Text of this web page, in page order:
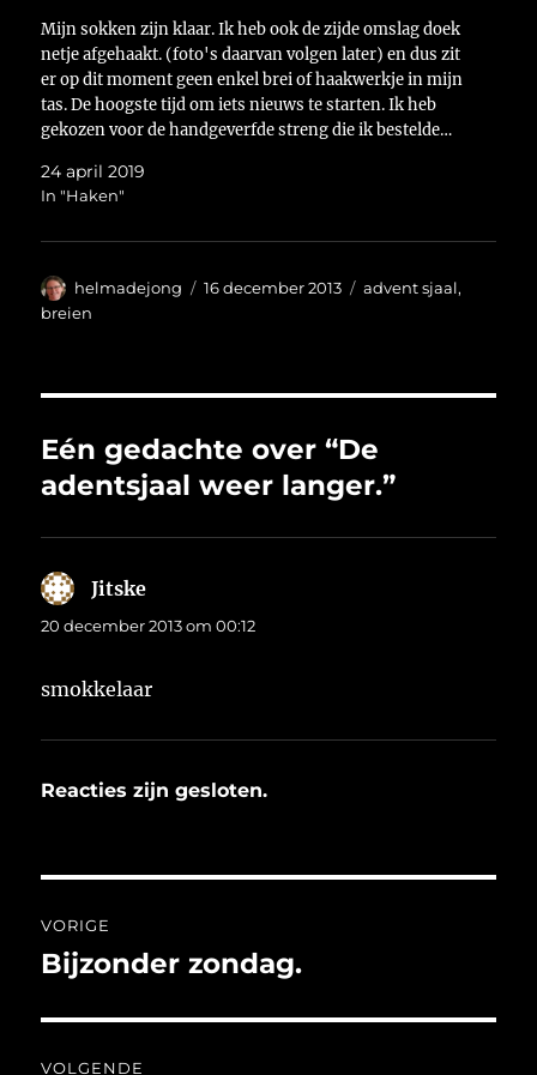
Mijn sokken zijn klaar. Ik heb ook de zijde omslag doek
netje afgehaakt. (foto's daarvan volgen later) en dus zit
er op dit moment geen enkel brei of haakwerkje in mijn
tas. De hoogste tijd om iets nieuws te starten. Ik heb
gekozen voor de handgeverfde streng die ik bestelde…
24 april 2019
In "Haken"
Auteur
helmadejong
Geplaatst
16 december 2013 Categorieën
advent sjaal,
breien
Eén gedachte over “De
adentsjaal weer langer.”
Jitske
20 december 2013 om 00:12
smokkelaar
Reacties zijn gesloten.
navigatie
VORIGE
Vorig
Bijzonder zondag.
VOLGENDE